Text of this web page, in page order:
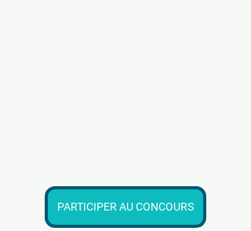
PARTICIPER AU CONCOURS